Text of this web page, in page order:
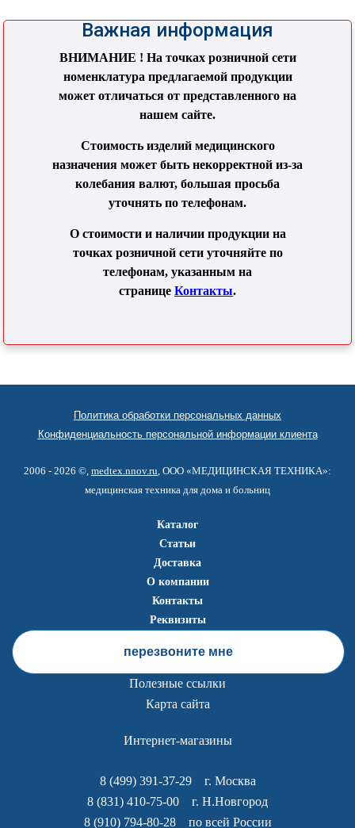
Важная информация
ВНИМАНИЕ ! На точках розничной сети
номенклатура предлагаемой продукции
может отличаться от представленного на
нашем сайте.
Стоимость изделий медицинского
назначения может быть некорректной из-за
колебания валют, большая просьба
уточнять по телефонам.
О стоимости и наличии продукции на
точках розничной сети уточняйте по
телефонам, указанным на
странице Контакты.
Политика обработки персональных данных
Конфиденциальность персональной информации клиента
2006 - 2026 ©, medtex.nnov.ru , ООО «МЕДИЦИНСКАЯ ТЕХНИКА»:
медицинская техника для дома и больниц
Каталог
Статьи
Доставка
О компании
Контакты
Реквизиты
перезвоните мне
Полезные ссылки
Карта сайта
Интернет-магазины
8 (499) 391-37-29г. Москва
8 (831) 410-75-00 г. Н.Новгород
8 (910) 794-80-28по всей России